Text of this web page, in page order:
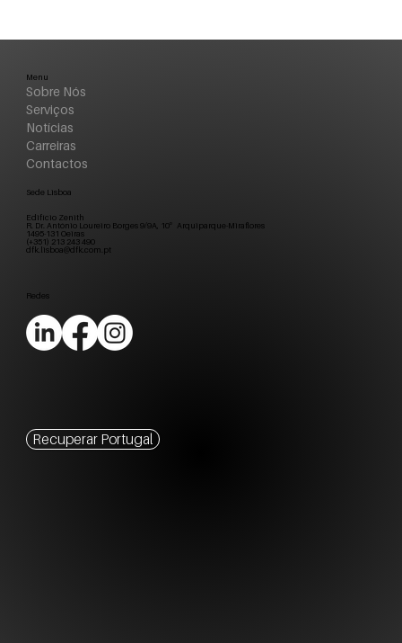
Menu
Sobre Nós
Serviços
Notícias
Carreiras
Contactos
Sede Lisboa
Edifício Zenith
R. Dr. António Loureiro Borges 9/9A, 10º Arquiparque-Miraflores
1495-131 Oeiras
(+351) 213 243 490
dfk.lisboa@dfk.com.pt
Redes
Recuperar Portugal